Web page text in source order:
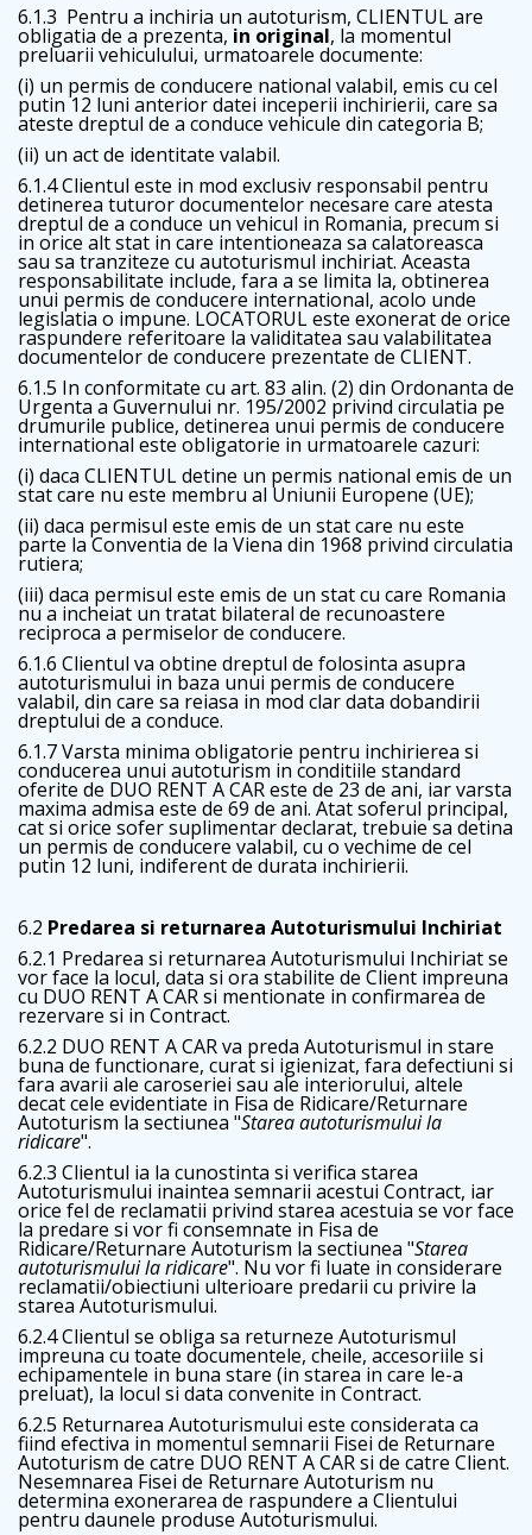
6.1.3 Pentru a inchiria un autoturism, CLIENTUL are
obligatia de a prezenta, in original, la momentul
preluarii vehiculului, urmatoarele documente:
(i) un permis de conducere national valabil, emis cu cel
putin 12 luni anterior datei inceperii inchirierii, care sa
ateste dreptul de a conduce vehicule din categoria B;
(ii) un act de identitate valabil.
6.1.4 Clientul este in mod exclusiv responsabil pentru
detinerea tuturor documentelor necesare care atesta
dreptul de a conduce un vehicul in Romania, precum si
in orice alt stat in care intentioneaza sa calatoreasca
sau sa tranziteze cu autoturismul inchiriat. Aceasta
responsabilitate include, fara a se limita la, obtinerea
unui permis de conducere international, acolo unde
legislatia o impune. LOCATORUL este exonerat de orice
raspundere referitoare la validitatea sau valabilitatea
documentelor de conducere prezentate de CLIENT.
6.1.5 In conformitate cu art. 83 alin. (2) din Ordonanta de
Urgenta a Guvernului nr. 195/2002 privind circulatia pe
drumurile publice, detinerea unui permis de conducere
international este obligatorie in urmatoarele cazuri:
(i) daca CLIENTUL detine un permis national emis de un
stat care nu este membru al Uniunii Europene (UE);
(ii) daca permisul este emis de un stat care nu este
parte la Conventia de la Viena din 1968 privind circulatia
rutiera;
(iii) daca permisul este emis de un stat cu care Romania
nu a incheiat un tratat bilateral de recunoastere
reciproca a permiselor de conducere.
6.1.6 Clientul va obtine dreptul de folosinta asupra
autoturismului in baza unui permis de conducere
valabil, din care sa reiasa in mod clar data dobandirii
dreptului de a conduce.
6.1.7 Varsta minima obligatorie pentru inchirierea si
conducerea unui autoturism in conditiile standard
oferite de DUO RENT A CAR este de 23 de ani, iar varsta
maxima admisa este de 69 de ani. Atat soferul principal,
cat si orice sofer suplimentar declarat, trebuie sa detina
un permis de conducere valabil, cu o vechime de cel
putin 12 luni, indiferent de durata inchirierii.
6.2 Predarea si returnarea Autoturismului Inchiriat
6.2.1 Predarea si returnarea Autoturismului Inchiriat se
vor face la locul, data si ora stabilite de Client impreuna
cu DUO RENT A CAR si mentionate in confirmarea de
rezervare si in Contract.
6.2.2 DUO RENT A CAR va preda Autoturismul in stare
buna de functionare, curat si igienizat, fara defectiuni si
fara avarii ale caroseriei sau ale interiorului, altele
decat cele evidentiate in Fisa de Ridicare/Returnare
Autoturism la sectiunea "Starea autoturismului la
ridicare".
6.2.3 Clientul ia la cunostinta si verifica starea
Autoturismului inaintea semnarii acestui Contract, iar
orice fel de reclamatii privind starea acestuia se vor face
la predare si vor fi consemnate in Fisa de
Ridicare/Returnare Autoturism la sectiunea "Starea
autoturismului la ridicare". Nu vor fi luate in considerare
reclamatii/obiectiuni ulterioare predarii cu privire la
starea Autoturismului.
6.2.4 Clientul se obliga sa returneze Autoturismul
impreuna cu toate documentele, cheile, accesoriile si
echipamentele in buna stare (in starea in care le-a
preluat), la locul si data convenite in Contract.
6.2.5 Returnarea Autoturismului este considerata ca
fiind efectiva in momentul semnarii Fisei de Returnare
Autoturism de catre DUO RENT A CAR si de catre Client.
Nesemnarea Fisei de Returnare Autoturism nu
determina exonerarea de raspundere a Clientului
pentru daunele produse Autoturismului.